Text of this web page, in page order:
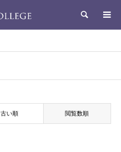
検索
古い順 閲覧数順